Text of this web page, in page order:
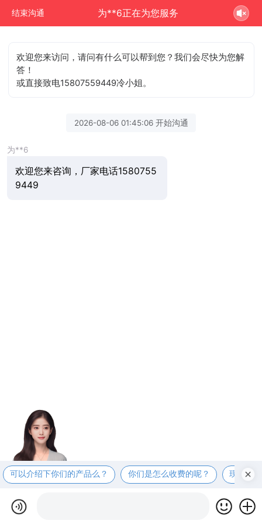
结束沟通 为**6正在为您服务
欢迎您来访问，请问有什么可以帮到您？我们会尽快为您解
答！
或直接致电15807559449冷小姐。
2026-08-06 01:45:06 开始沟通
为**6
欢迎您来咨询，厂家电话1580755
9449
可以介绍下你们的产品么？ 你们是怎么收费的呢？ 现在有